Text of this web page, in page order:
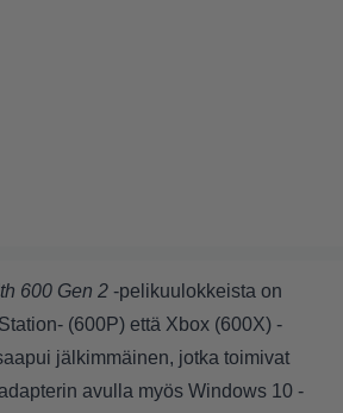
600 Gen 2 -pelikuulokkeista on
(600P) että Xbox (600X) -
jälkimmäinen, jotka toimivat
avulla myös Windows 10 -